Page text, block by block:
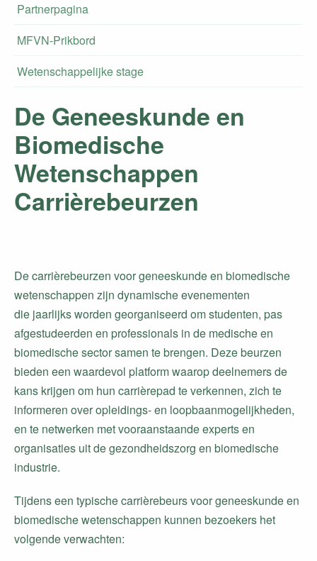
Partnerpagina
MFVN-Prikbord
Wetenschappelijke stage
De Geneeskunde en
Biomedische
Wetenschappen
Carrièrebeurzen
De carrièrebeurzen voor geneeskunde en biomedische
wetenschappen zijn dynamische evenementen
die jaarlijks worden georganiseerd om studenten, pas
afgestudeerden en professionals in de medische en
biomedische sector samen te brengen. Deze beurzen
bieden een waardevol platform waarop deelnemers de
kans krijgen om hun carrièrepad te verkennen, zich te
informeren over opleidings- en loopbaanmogelijkheden,
en te netwerken met vooraanstaande experts en
organisaties uit de gezondheidszorg en biomedische
industrie.
Tijdens een typische carrièrebeurs voor geneeskunde en
biomedische wetenschappen kunnen bezoekers het
volgende verwachten: